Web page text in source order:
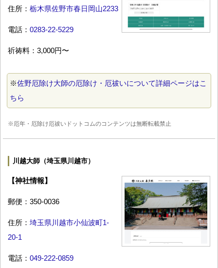
住所： 栃木県佐野市春日岡山2233
電話： 0283-22-5229
祈祷料：3,000円〜
※佐野厄除け大師の厄除け・厄祓いについて詳細ページはこ
ちら
※厄年・厄除け厄祓いドットコムのコンテンツは無断転載禁止
川越大師（埼玉県川越市）
【神社情報】
郵便：350-0036
住所： 埼玉県川越市小仙波町1-
20-1
電話： 049-222-0859